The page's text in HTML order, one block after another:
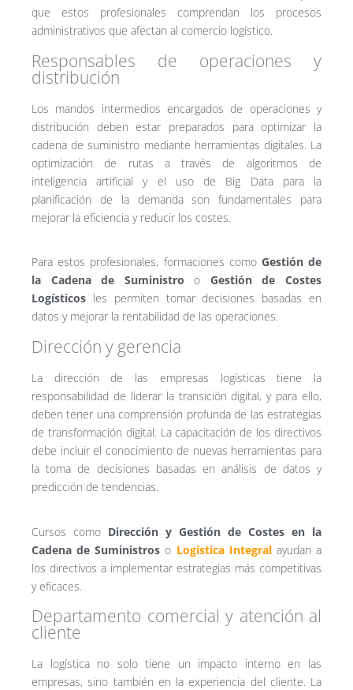
que estos profesionales comprendan los procesos
administrativos que afectan al comercio logístico.
Responsables de operaciones y
distribución
Los mandos intermedios encargados de operaciones y
distribución deben estar preparados para optimizar la
cadena de suministro mediante herramientas digitales. La
optimización de rutas a través de algoritmos de
inteligencia artificial y el uso de Big Data para la
planificación de la demanda son fundamentales para
mejorar la eficiencia y reducir los costes.
Para estos profesionales, formaciones como Gestión de
la Cadena de Suministro o Gestión de Costes
Logísticos les permiten tomar decisiones basadas en
datos y mejorar la rentabilidad de las operaciones.
Dirección y gerencia
La dirección de las empresas logísticas tiene la
responsabilidad de liderar la transición digital, y para ello,
deben tener una comprensión profunda de las estrategias
de transformación digital. La capacitación de los directivos
debe incluir el conocimiento de nuevas herramientas para
la toma de decisiones basadas en análisis de datos y
predicción de tendencias.
Cursos como Dirección y Gestión de Costes en la
Cadena de Suministros o Logística Integralayudan a
los directivos a implementar estrategias más competitivas
y eficaces.
Departamento comercial y atención al
cliente
La logística no solo tiene un impacto interno en las
empresas, sino también en la experiencia del cliente. La